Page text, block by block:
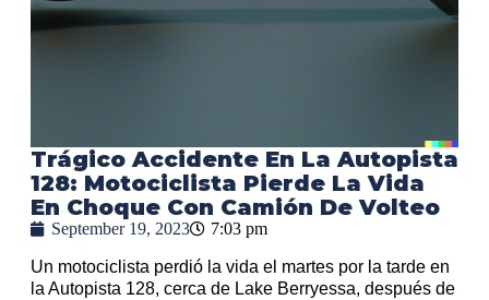
Trágico Accidente En La Autopista
128: Motociclista Pierde La Vida
En Choque Con Camión De Volteo
September 19, 2023 7:03 pm
Un motociclista perdió la vida el martes por la tarde en
la Autopista 128, cerca de Lake Berryessa, después de